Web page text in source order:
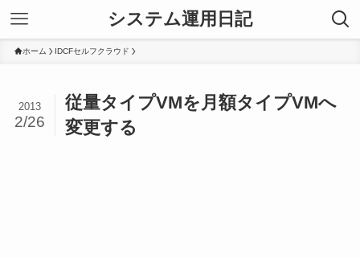
システム運用日記
ホーム IDCFセルフクラウド
従量タイプVMを月額タイプVMへ
変更する
2013
2/26